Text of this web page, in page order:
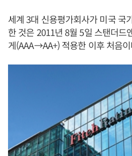
세계 3대 신용평가회사가 미국 국
한 것은 2011년 8월 5일 스탠더드
게(AAA→AA+) 적용한 이후 처음